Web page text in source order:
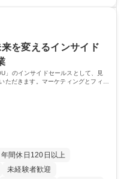
を変えるインサイド
」のインサイドセールスとして、見
だきます。マーケティングとフィー
年間休日120日以上
未経験者歓迎